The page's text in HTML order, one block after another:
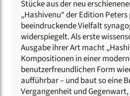
Stücke aus der neu
„Hashivenu“ der Edition
beeindruckende Vielfalt
widerspiegelt. Als erste
Ausgabe ihrer Art macht
Kompositionen in einer
benutzerfreundlichen Form
aufführbar – und baut so eine
Vergangenheit und